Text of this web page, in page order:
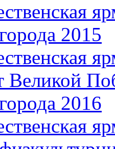
2015
Великой
2016